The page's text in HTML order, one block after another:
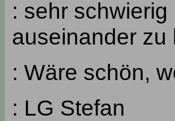
: sehr
auseinander zu
: Wäre schön,
: LG Stefan